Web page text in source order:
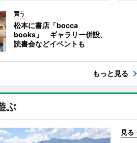
買う
松本に書店「bocca
books」 ギャラリー併設、
読書会などイベントも
もっと見る
ぶ
見る